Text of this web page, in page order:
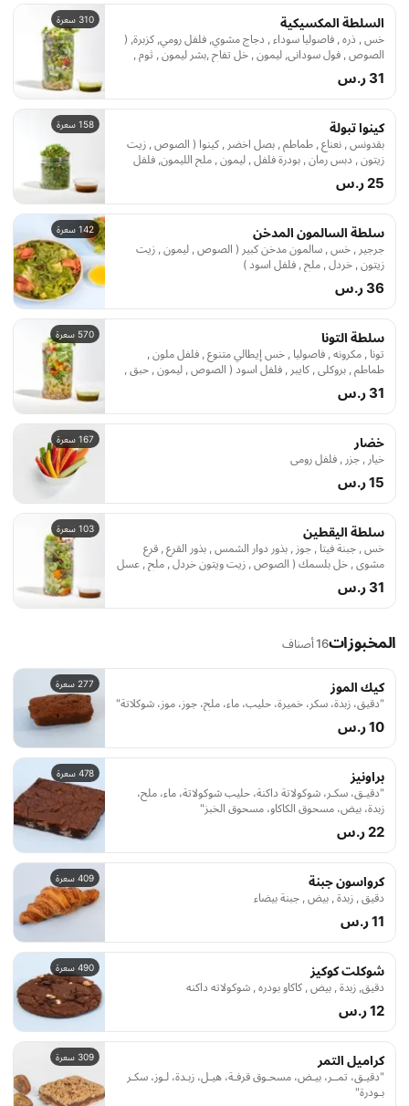
310 سعرة السلطة المكسيكية
خس , ذره , فاصوليا سوداء , دجاج مشوي, فلفل رومي, كزبرة, (
الصوص , فول سوداني, ليمون , خل تفاح ,بشر ليمون , ثوم ,
زيت سمسم , سكر بني , ملح , فلفل اسود)
31 ر.س
158 سعرة كينوا تبولة
بقدونس , نعناع , طماطم , بصل اخضر , كينوا ( الصوص , زيت
زيتون , دبس رمان , بودرة فلفل , ليمون , ملح الليمون, فلفل
اسود )
25 ر.س
142 سعرة سلطة السالمون المدخن
جرجير , خس , سالمون مدخن كبير ( الصوص , ليمون , زيت
زيتون , خردل , ملح , فلفل اسود )
36 ر.س
570 سعرة سلطة التونا
تونا , مكرونه , فاصوليا , خس إيطالي متنوع , فلفل ملون ,
طماطم , بروكلي , كايبر , فلفل اسود ( الصوص , ليمون , حبق ,
ثوم , بقدونس , فلفل حار , زيت زيتون )
31 ر.س
167 سعرة خضار
خيار , جزر , فلفل رومي
15 ر.س
103 سعرة سلطة اليقطين
خس , جبنة فيتا , جوز , بذور دوار الشمس , بذور القرع , قرع
مشوي , خل بلسمك ( الصوص , زيت ويتون خردل , ملح , عسل
)31 ر.س
المخبوزات16 أصناف
277 سعرة كيك الموز
"دقيق، زبدة، سكر، خميرة، حليب، ماء، ملح، جوز، موز، شوكلاتة"
10 ر.س
478 سعرة براونيز
"دقيـق، سكـر، شوكولاتة داكنة، حليب شوكولاتة، ماء، ملح،
زبدة، بيض، مسحوق الكاكاو، مسحوق الخبز"
22 ر.س
409 سعرة كرواسون جبنة
دقيق , زبدة , بيض , جبنة بيضاء
11 ر.س
490 سعرة شوكلت كوكيز
دقيق, زبدة , بيض , كاكاو بودره , شوكولاته داكنه
12 ر.س
309 سعرة كراميل التمر
"دقيـق، تمــر، بيـض، مسحـوق قرفـة، هيـل، زبـدة، لـوز، سكـر
بـودرة"